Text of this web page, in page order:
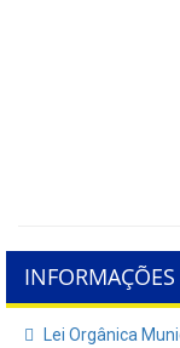
INFORMAÇÕES
Lei Orgânica